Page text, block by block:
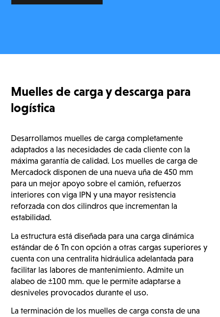
Muelles de carga y descarga para
logística
Desarrollamos muelles de carga completamente
adaptados a las necesidades de cada cliente con la
máxima garantía de calidad. Los muelles de carga de
Mercadock disponen de una nueva uña de 450 mm
para un mejor apoyo sobre el camión, refuerzos
interiores con viga IPN y una mayor resistencia
reforzada con dos cilindros que incrementan la
estabilidad.
La estructura está diseñada para una carga dinámica
estándar de 6 Tn con opción a otras cargas superiores y
cuenta con una centralita hidráulica adelantada para
facilitar las labores de mantenimiento. Admite un
alabeo de ±100 mm. que le permite adaptarse a
desniveles provocados durante el uso.
La terminación de los muelles de carga consta de una